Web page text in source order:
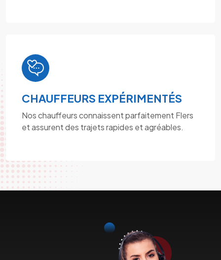
CHAUFFEURS EXPÉRIMENTÉS
Nos chauffeurs connaissent parfaitement Flers
et assurent des trajets rapides et agréables.